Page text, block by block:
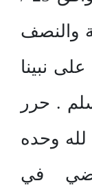
والنصف
نبينا
. حرر
ه الحمد لله وحده
في